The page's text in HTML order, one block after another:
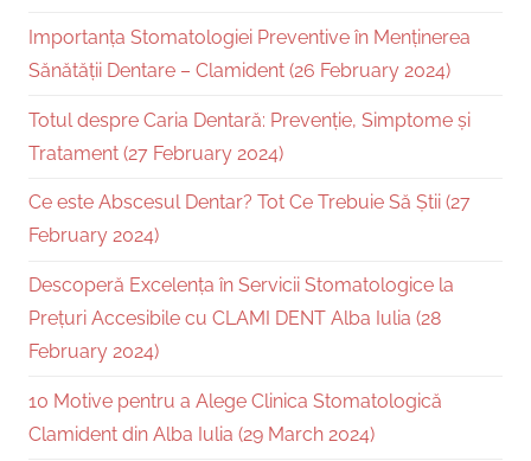
Importanța Stomatologiei Preventive în Menținerea
Sănătății Dentare – Clamident (26 February 2024)
Totul despre Caria Dentară: Prevenție, Simptome și
Tratament (27 February 2024)
Ce este Abscesul Dentar? Tot Ce Trebuie Să Știi (27
February 2024)
Descoperă Excelența în Servicii Stomatologice la
Prețuri Accesibile cu CLAMI DENT Alba Iulia (28
February 2024)
10 Motive pentru a Alege Clinica Stomatologică
Clamident din Alba Iulia (29 March 2024)